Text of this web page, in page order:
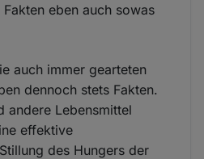
eben auch sowas
auch immer gearteten
dennoch stets Fakten.
andere Lebensmittel
effektive
des Hungers der